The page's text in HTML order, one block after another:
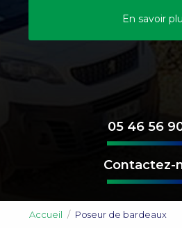
En savoir
05 46 56
Contactez-
Accueil Poseur de bardeaux